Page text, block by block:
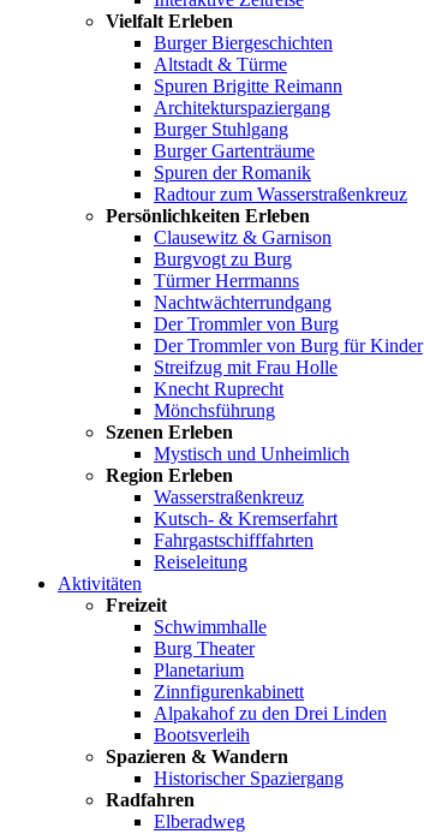
Vielfalt Erleben
Burger Biergeschichten
Altstadt & Türme
Spuren Brigitte Reimann
Architekturspaziergang
Burger Stuhlgang
Burger Gartenträume
Spuren der Romanik
Radtour zum Wasserstraßenkreuz
Persönlichkeiten Erleben
Clausewitz & Garnison
Burgvogt zu Burg
Türmer Herrmanns
Nachtwächterrundgang
Der Trommler von Burg
Der Trommler von Burg für Kinder
Streifzug mit Frau Holle
Knecht Ruprecht
Mönchsführung
Szenen Erleben
Mystisch und Unheimlich
Region Erleben
Wasserstraßenkreuz
Kutsch- & Kremserfahrt
Fahrgastschifffahrten
Reiseleitung
Aktivitäten
Freizeit
Schwimmhalle
Burg Theater
Planetarium
Zinnfigurenkabinett
Alpakahof zu den Drei Linden
Bootsverleih
Spazieren & Wandern
Historischer Spaziergang
Radfahren
Elberadweg